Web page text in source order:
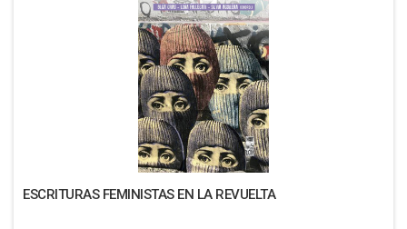
ESCRITURAS FEMINISTAS EN LA REVUELTA